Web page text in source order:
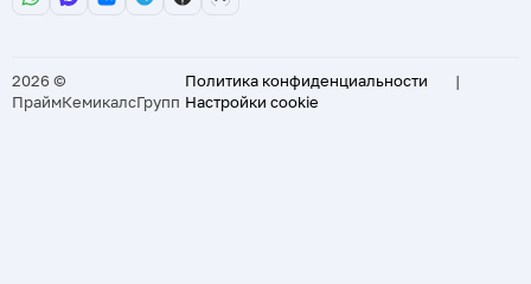
2026 ©
ПраймКемикалсГрупп
Политика конфиденциальности
|
Настройки cookie